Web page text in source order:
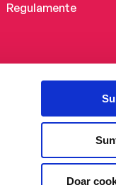
Doar
Regulamente